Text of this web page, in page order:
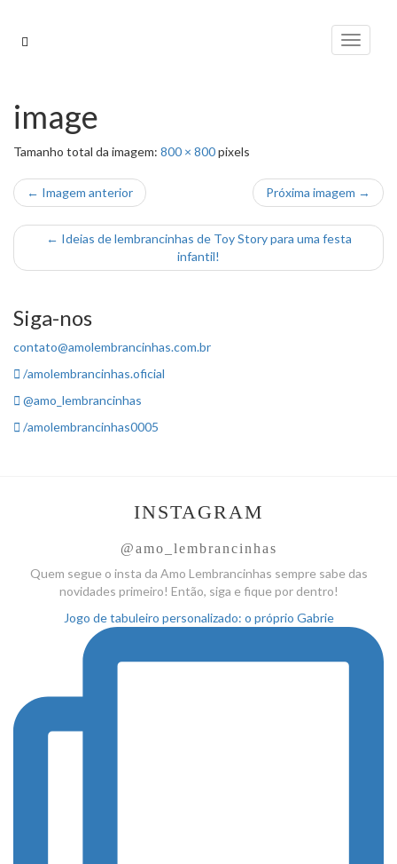
para
Alternar
image
Tamanho total da imagem: 800 × 800pixels
← Imagem anterior Próxima imagem →
← Ideias de lembrancinhas de Toy Story para uma festa
infantil!
Siga-nos
contato@amolembrancinhas.com.br
/amolembrancinhas.oficial
@amo_lembrancinhas
/amolembrancinhas0005
INSTAGRAM
@amo_lembrancinhas
Quem segue o insta da Amo Lembrancinhas sempre sabe das
novidades primeiro! Então, siga e fique por dentro!
Jogo de tabuleiro personalizado: o próprio Gabrie